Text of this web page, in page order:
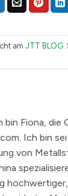
am JTT BLOG
bin Fiona, die
Ich bin
von
hochwertiger,